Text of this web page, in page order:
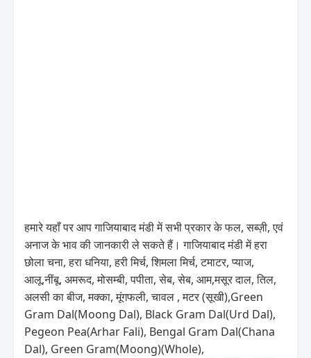
हमारे यहाँ पर आप गाजियाबाद मंडी में सभी प्रकार के फल, सब्ज़ी, एवं
अनाज के भाव की जानकारी ले सकते हैं। गाजियाबाद मंडी में हरा
छोला चना, हरा धनिया, हरी मिर्च, शिमला मिर्च, टमाटर, प्याज,
आलू,नींबू, अमरूद, मोसम्बी, पपीता, सेब, सेब, आम,मसूर दाल, तिल,
अलसी का बीज, मक्का, मूंगफली, चावल , मटर (सूखी),Green
Gram Dal(Moong Dal), Black Gram Dal(Urd Dal),
Pegeon Pea(Arhar Fali), Bengal Gram Dal(Chana
Dal), Green Gram(Moong)(Whole),